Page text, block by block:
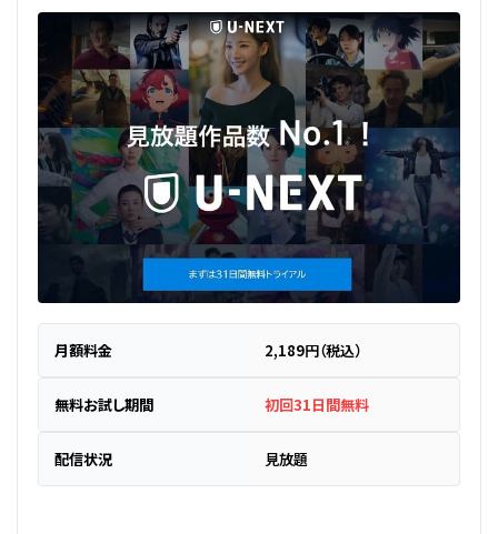
月額料金 2,189円（税込）
無料お試し期間 初回31日間無料
配信状況 見放題